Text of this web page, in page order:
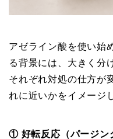
アゼライン酸を使い始
る背景には、大きく分
それぞれ対処の仕方が
れに近いかをイメージ
① 好転反応（パージン